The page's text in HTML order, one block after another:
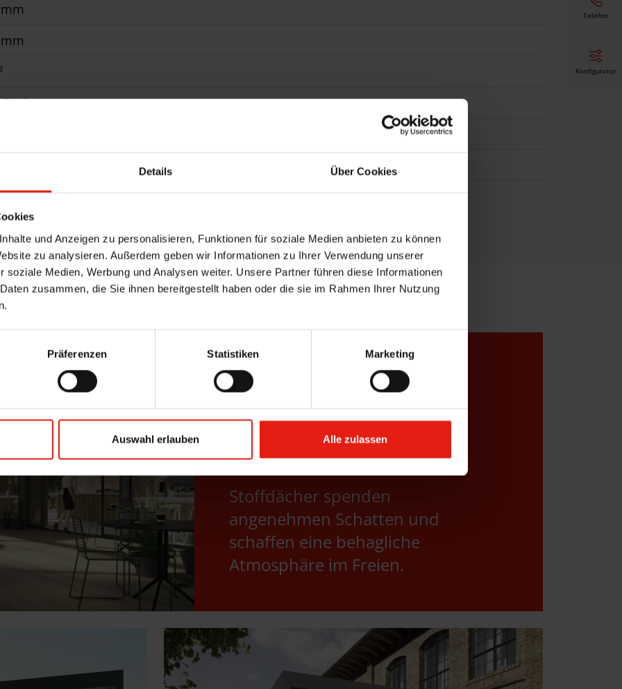
Details Über Cookies
und Anzeigen zu personalisieren, Funktionen für soziale Medien anbieten zu können
zu analysieren. Außerdem geben wir Informationen zu Ihrer Verwendung unserer
soziale Medien, Werbung und Analysen weiter. Unsere Partner führen diese Informationen
zusammen, die Sie ihnen bereitgestellt haben oder die sie im Rahmen Ihrer Nutzung
Präferenzen Statistiken Marketing
Auswahl erlauben Alle zulassen
Funkmotor
gem. WAREMA Farbwelt, Oberflächenqualität - HWF Feinstruktur
Wandanbindung
Stoffdächer spenden
angenehmen Schatten und
schaffen eine behagliche
Atmosphäre im Freien.
Telefon
Konfigurator